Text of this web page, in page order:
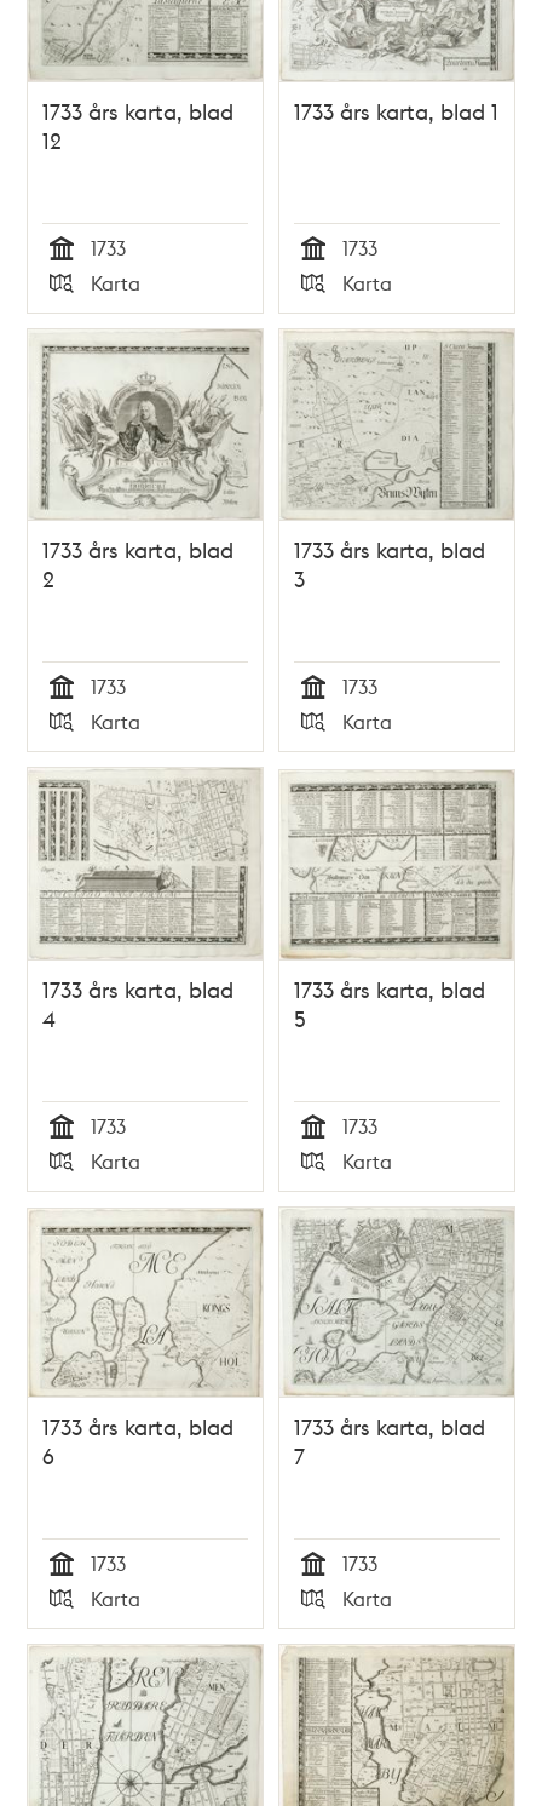
1733 års karta, blad
12
Tid
1733
Typ
Karta
1733 års karta, blad 1
Tid
1733
Typ
Karta
1733 års karta, blad
2
Tid
1733
Typ
Karta
1733 års karta, blad
3
Tid
1733
Typ
Karta
1733 års karta, blad
4
Tid
1733
Typ
Karta
1733 års karta, blad
5
Tid
1733
Typ
Karta
1733 års karta, blad
6
Tid
1733
Typ
Karta
1733 års karta, blad
7
Tid
1733
Typ
Karta